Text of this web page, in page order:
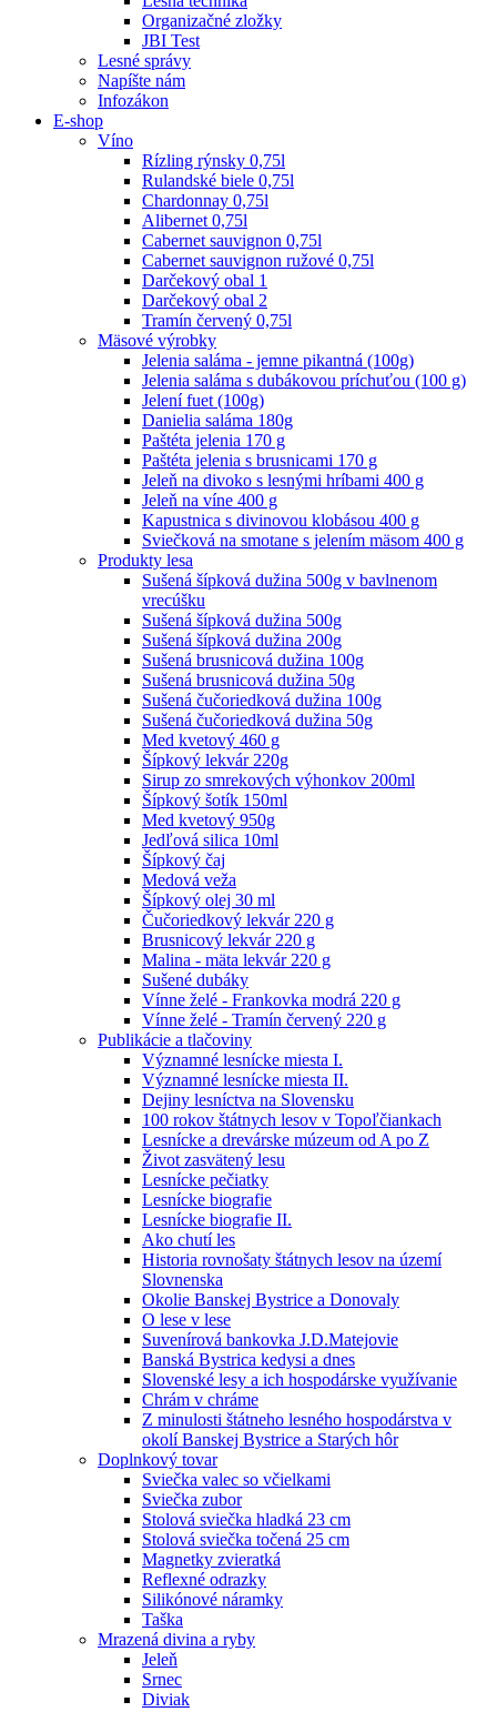
Organizačné zložky
JBI Test
Lesné správy
Napíšte nám
Infozákon
E-shop
Víno
Rízling rýnsky 0,75l
Rulandské biele 0,75l
Chardonnay 0,75l
Alibernet 0,75l
Cabernet sauvignon 0,75l
Cabernet sauvignon ružové 0,75l
Darčekový obal 1
Darčekový obal 2
Tramín červený 0,75l
Mäsové výrobky
Jelenia saláma - jemne pikantná (100g)
Jelenia saláma s dubákovou príchuťou (100 g)
Jelení fuet (100g)
Danielia saláma 180g
Paštéta jelenia 170 g
Paštéta jelenia s brusnicami 170 g
Jeleň na divoko s lesnými hríbami 400 g
Jeleň na víne 400 g
Kapustnica s divinovou klobásou 400 g
Sviečková na smotane s jelením mäsom 400 g
Produkty lesa
Sušená šípková dužina 500g v bavlnenom
vrecúšku
Sušená šípková dužina 500g
Sušená šípková dužina 200g
Sušená brusnicová dužina 100g
Sušená brusnicová dužina 50g
Sušená čučoriedková dužina 100g
Sušená čučoriedková dužina 50g
Med kvetový 460 g
Šípkový lekvár 220g
Sirup zo smrekových výhonkov 200ml
Šípkový šotík 150ml
Med kvetový 950g
Jedľová silica 10ml
Šípkový čaj
Medová veža
Šípkový olej 30 ml
Čučoriedkový lekvár 220 g
Brusnicový lekvár 220 g
Malina - mäta lekvár 220 g
Sušené dubáky
Vínne želé - Frankovka modrá 220 g
Vínne želé - Tramín červený 220 g
Publikácie a tlačoviny
Významné lesnícke miesta I.
Významné lesnícke miesta II.
Dejiny lesníctva na Slovensku
100 rokov štátnych lesov v Topoľčiankach
Lesnícke a drevárske múzeum od A po Z
Život zasvätený lesu
Lesnícke pečiatky
Lesnícke biografie
Lesnícke biografie II.
Ako chutí les
Historia rovnošaty štátnych lesov na území
Slovnenska
Okolie Banskej Bystrice a Donovaly
O lese v lese
Suvenírová bankovka J.D.Matejovie
Banská Bystrica kedysi a dnes
Slovenské lesy a ich hospodárske využívanie
Chrám v chráme
Z minulosti štátneho lesného hospodárstva v
okolí Banskej Bystrice a Starých hôr
Doplnkový tovar
Sviečka valec so včielkami
Sviečka zubor
Stolová sviečka hladká 23 cm
Stolová sviečka točená 25 cm
Magnetky zvieratká
Reflexné odrazky
Silikónové náramky
Taška
Mrazená divina a ryby
Jeleň
Srnec
Diviak